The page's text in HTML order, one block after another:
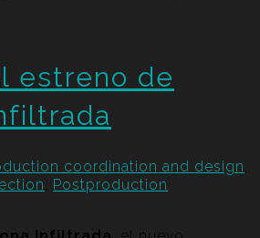
estreno de
coordination and design,
, Postproduction